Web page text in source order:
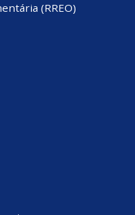
(RREO)